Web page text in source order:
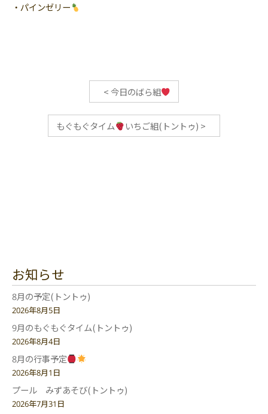
・パインゼリー
<今日のばら組
もぐもぐタイム いちご組(トントゥ) >
お知らせ
8月の予定(トントゥ)
2026年8月5日
9月のもぐもぐタイム(トントゥ)
2026年8月4日
8月の行事予定
2026年8月1日
プール みずあそび(トントゥ)
2026年7月31日